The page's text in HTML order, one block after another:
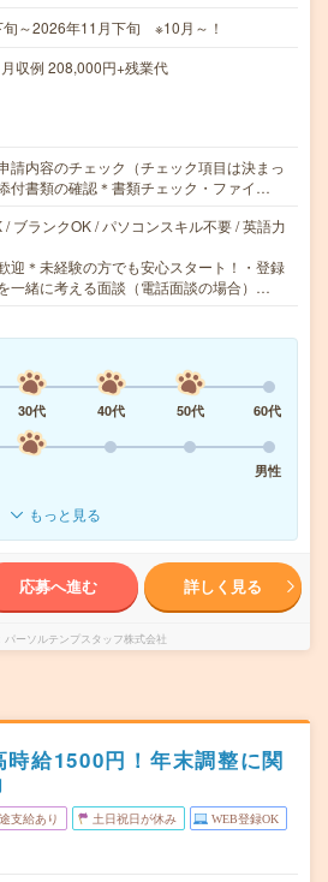
～2026年11月下旬 ※10月～！
収例 208,000円+残業代
請内容のチェック（チェック項目は決まっ
付書類の確認＊書類チェック・ファイ…
/ ブランクOK / パソコンスキル不要 / 英語力
迎＊未経験の方でも安心スタート！・登録
一緒に考える面談（電話面談の場合）…
30代 40代 50代
60代
男性
もっと見る
応募へ進む 詳しく見る
パーソルテンプスタッフ株式会社
時給1500円！年末調整に関
支給あり 土日祝日が休み WEB登録OK